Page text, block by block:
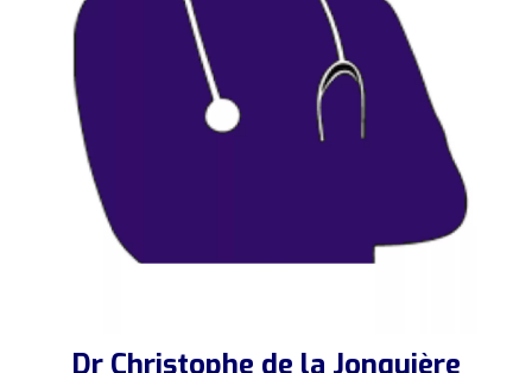
Dr Christophe de la Jonquière